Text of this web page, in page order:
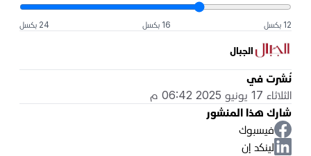
12 بكسل 16 بكسل 24 بكسل
الجبال
نُشرت في
الثلاثاء 17 يونيو 2025 06:42 م
شارك هذا المنشور
فيسبوك
لينكد إن